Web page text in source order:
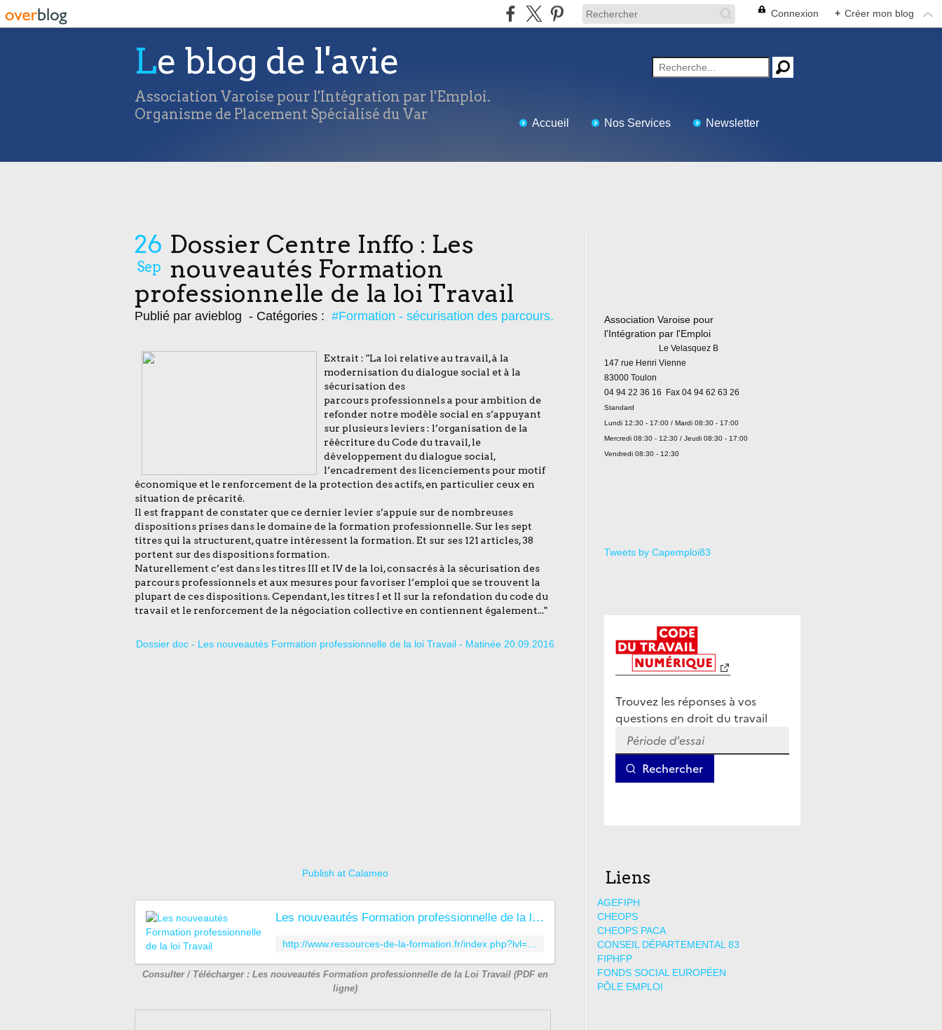
Connexion + Créer mon blog
Le blog de l'avie
Association Varoise pour l'Intégration par l'Emploi.
Organisme de Placement Spécialisé du Var
Accueil Nos Services Newsletter
26
Sep
Dossier Centre Inffo : Les
nouveautés Formation
professionnelle de la loi Travail
Publié par avieblog - Catégories : #Formation - sécurisation des parcours.
Extrait : "La loi relative au travail, à la
modernisation du dialogue social et à la
sécurisation des
parcours professionnels a pour ambition de
refonder notre modèle social en s’appuyant
sur plusieurs leviers : l’organisation de la
réécriture du Code du travail, le
développement du dialogue social,
l’encadrement des licenciements pour motif
économique et le renforcement de la protection des actifs, en particulier ceux en
situation de précarité.
Il est frappant de constater que ce dernier levier s’appuie sur de nombreuses
dispositions prises dans le domaine de la formation professionnelle. Sur les sept
titres qui la structurent, quatre intéressent la formation. Et sur ses 121 articles, 38
portent sur des dispositions formation.
Naturellement c’est dans les titres III et IV de la loi, consacrés à la sécurisation des
parcours professionnels et aux mesures pour favoriser l’emploi que se trouvent la
plupart de ces dispositions. Cependant, les titres I et II sur la refondation du code du
travail et le renforcement de la négociation collective en contiennent également..."
Dossier doc - Les nouveautés Formation professionnelle de la loi Travail - Matinée 20.09.2016
Publish at Calameo
Les nouveautés Formation professionnelle de la loi Travail
Consulter / Télécharger : Les nouveautés Formation professionnelle de la Loi Travail (PDF en
ligne)
Association Varoise pour
l'Intégration par l'Emploi
Le Velasquez B
147 rue Henri Vienne
83000 Toulon
04 94 22 36 16 Fax 04 94 62 63 26
Standard
Lundi 12:30 - 17:00 / Mardi 08:30 - 17:00
Mercredi 08:30 - 12:30 / Jeudi 08:30 - 17:00
Vendredi 08:30 - 12:30
Tweets by Capemploi83
Liens
AGEFIPH
CHEOPS
CHEOPS PACA
CONSEIL DÉPARTEMENTAL 83
FIPHFP
FONDS SOCIAL EUROPÉEN
PÔLE EMPLOI